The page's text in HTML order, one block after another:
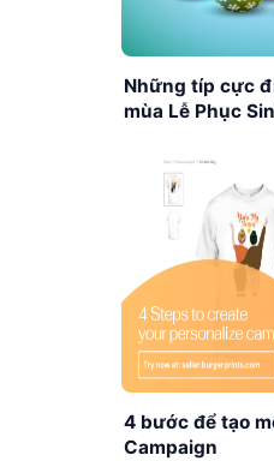
Những típ cực
mùa Lễ Phục
4 bước để tạo
Campaign